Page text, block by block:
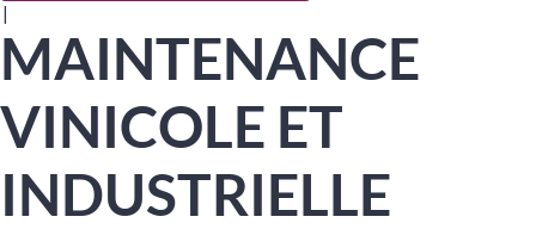
|
MAINTENANCE
VINICOLE ET
INDUSTRIELLE